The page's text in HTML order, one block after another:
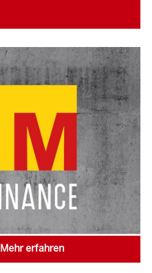
Mehr erfahren